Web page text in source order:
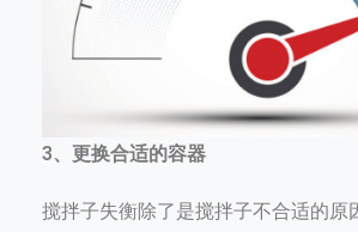
3、更换合适的容器
搅拌子失衡除了是搅拌子不合适的原